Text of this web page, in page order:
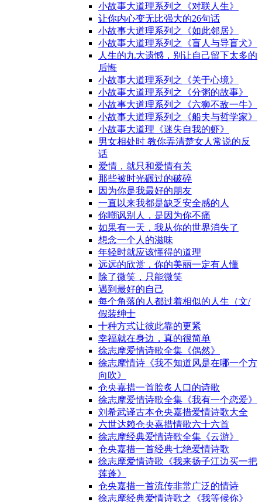
小故事大道理系列之《对联人生》
让你内心变无比强大的26句话
小故事大道理系列之《如此邻居》
小故事大道理系列之《盲人与导盲犬》
人生的九大遗憾，别让自己留下太多的
后悔
小故事大道理系列之《关于心境》
小故事大道理系列之《分粥的故事》
小故事大道理系列之《六狮不敌一牛》
小故事大道理系列之《船夫与哲学家》
小故事大道理《迷失自我的虾》
男女相处时 教你弄清楚女人常说的反
话
爱情，就只和爱情有关
那些被时光碾过的破碎
因为你是我最好的朋友
一直以来我都是缺乏安全感的人
你嘲讽别人，是因为你不痛
如果有一天，我从你的世界消失了
想念一个人的滋味
年轻时就应该懂得的道理
远远的欣赏，你的美丽一定有人懂
除了微笑，只能微笑
遇到最好的自己
每个角落的人都过着相似的人生（文/
假装绅士
十种方式让彼此靠的更紧
幸福就在身边，真的很简单
徐志摩爱情诗歌全集《偶然》
徐志摩情诗《我不知道风是在哪一个方
向吹》
仓央嘉措一首脍炙人口的诗歌
徐志摩爱情诗歌全集《我有一个恋爱》
刘希武译古本仓央嘉措爱情诗歌大全
六世达赖仓央嘉措情歌六十六首
徐志摩经典爱情诗歌全集《云游》
仓央嘉措一首经典七绝爱情诗歌
徐志摩爱情诗歌《我来扬子江边买一把
莲蓬》
仓央嘉措一首流传非常广泛的情诗
徐志摩经典爱情诗歌之《我等候你》